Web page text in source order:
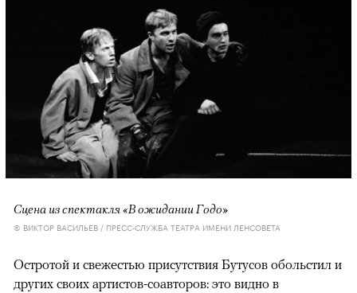
Сцена из спектакля «В ожидании Годо»
© ВИКТОР ВАСИЛЬЕВ / ПРЕСС-СЛУЖБА ТЕАТРА ИМЕНИ ЛЕНСОВЕТА
Остротой и свежестью присутствия Бутусов обольстил и
других своих артистов-соавторов: это видно в